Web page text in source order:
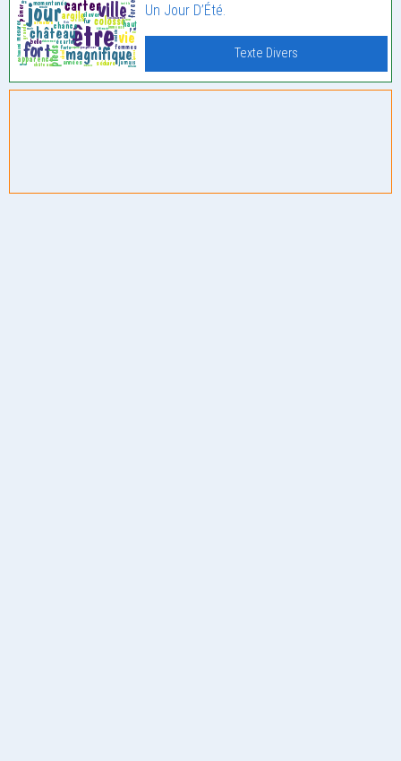
Un Jour D’Été.
Texte Divers